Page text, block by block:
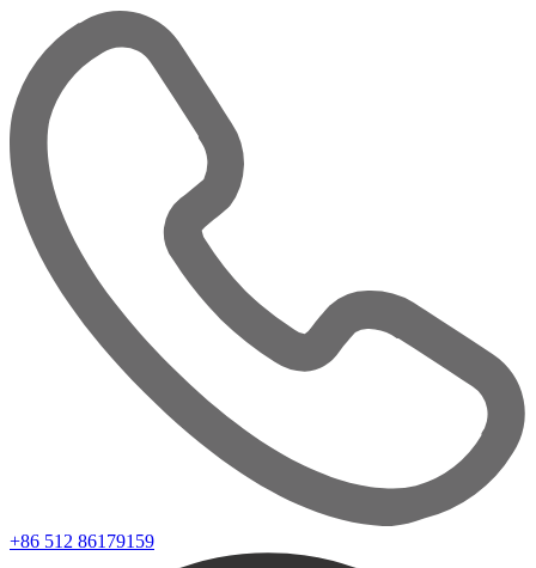
+86 512 86179159